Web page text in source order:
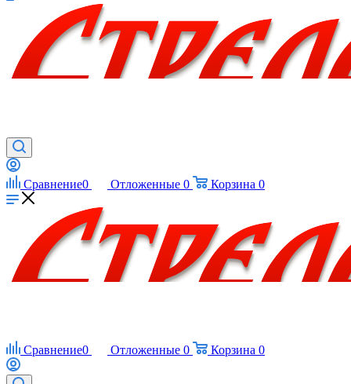
Сравнение0 Отложенные 0 Корзина 0
Сравнение0 Отложенные 0 Корзина 0